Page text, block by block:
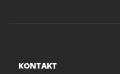
KONTAKT